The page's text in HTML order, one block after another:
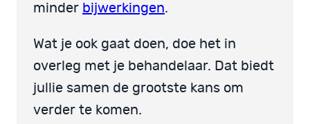
minder bijwerkingen.
Wat je ook gaat doen, doe het in
overleg met je behandelaar. Dat biedt
jullie samen de grootste kans om
verder te komen.